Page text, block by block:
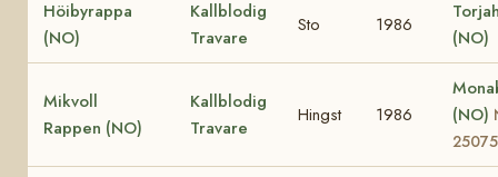
Höibyrappa
(NO)
Kallblodig
Travare
Sto 1986
(NO)
Mikvoll
Rappen (NO)
Kallblodig
Travare
Hingst 1986
(NO)
25075